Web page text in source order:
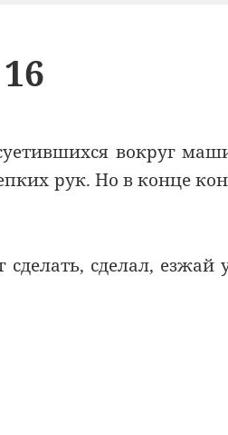
вокруг
рук. Но в конце
сделал, езжай